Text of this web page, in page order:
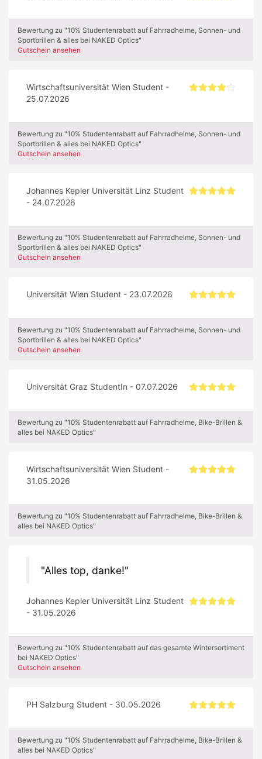
Bewertung zu "10% Studentenrabatt auf Fahrradhelme, Sonnen- und
Sportbrillen & alles bei NAKED Optics"
Gutschein ansehen
Wirtschaftsuniversität Wien Student -
25.07.2026
Bewertung zu "10% Studentenrabatt auf Fahrradhelme, Sonnen- und
Sportbrillen & alles bei NAKED Optics"
Gutschein ansehen
Johannes Kepler Universität Linz Student
- 24.07.2026
Bewertung zu "10% Studentenrabatt auf Fahrradhelme, Sonnen- und
Sportbrillen & alles bei NAKED Optics"
Gutschein ansehen
Universität Wien Student - 23.07.2026
Bewertung zu "10% Studentenrabatt auf Fahrradhelme, Sonnen- und
Sportbrillen & alles bei NAKED Optics"
Gutschein ansehen
Universität Graz StudentIn - 07.07.2026
Bewertung zu "10% Studentenrabatt auf Fahrradhelme, Bike-Brillen &
alles bei NAKED Optics"
Wirtschaftsuniversität Wien Student -
31.05.2026
Bewertung zu "10% Studentenrabatt auf Fahrradhelme, Bike-Brillen &
alles bei NAKED Optics"
Alles top, danke!
Johannes Kepler Universität Linz Student
- 31.05.2026
Bewertung zu "10% Studentenrabatt auf das gesamte Wintersortiment
bei NAKED Optics"
Gutschein ansehen
PH Salzburg Student - 30.05.2026
Bewertung zu "10% Studentenrabatt auf Fahrradhelme, Bike-Brillen &
alles bei NAKED Optics"